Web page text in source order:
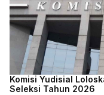
Komisi Yudisial
Seleksi Tahun 2026